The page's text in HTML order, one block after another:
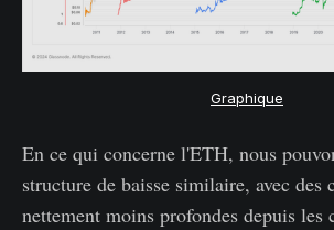
Graphique
En ce qui concerne l'ETH, nous
structure de baisse similaire, avec des
nettement moins profondes depuis les